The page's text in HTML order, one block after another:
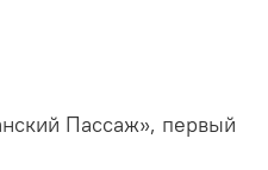
Пассаж», первый